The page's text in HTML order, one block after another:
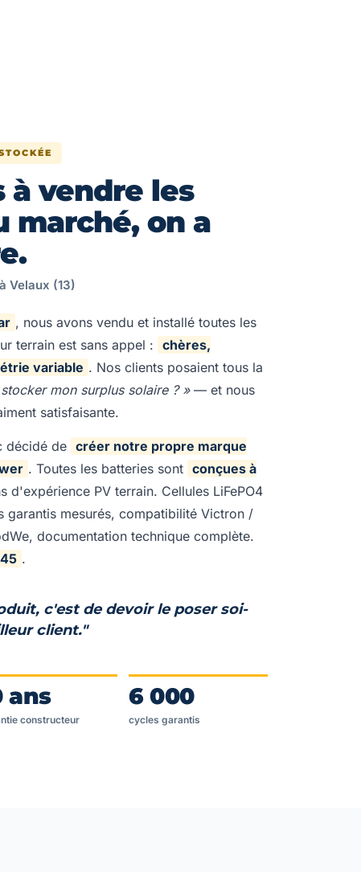
à vendre les
marché, on a
Velaux (13)
, nous avons vendu et installé toutes les
terrain est sans appel :
chères,
variable . Nos clients posaient tous la
mon surplus solaire ? »— et nous
satisfaisante.
décidé de créer notre propre marque
. Toutes les batteries sont conçues à
d'expérience PV terrain. Cellules LiFePO4
garantis mesurés, compatibilité Victron /
documentation technique complète.
.
c'est de devoir le poser soi-
client."
ans
constructeur
6 000
cycles garantis